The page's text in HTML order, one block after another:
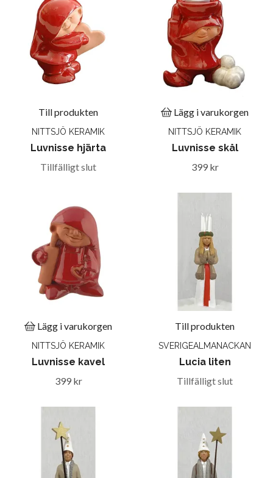
Till produkten
NITTSJÖ KERAMIK
Luvnisse hjärta
Tillfälligt slut
Lägg i varukorgen
NITTSJÖ KERAMIK
Luvnisse skål
399 kr
Lägg i varukorgen
NITTSJÖ KERAMIK
Luvnisse kavel
399 kr
Till produkten
SVERIGEALMANACKAN
Lucia liten
Tillfälligt slut